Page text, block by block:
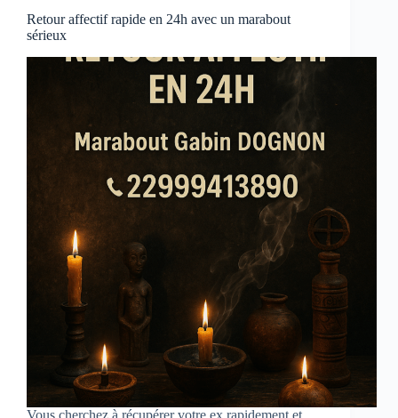
Retour affectif rapide en 24h avec un marabout
sérieux
Vous cherchez à récupérer votre ex rapidement et